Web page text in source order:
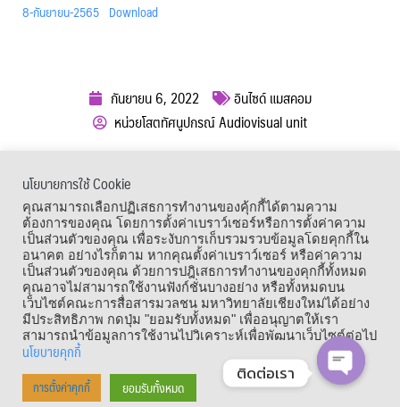
8-กันยายน-2565 Download
กันยายน 6, 2022
อินไซด์ แมสคอม
หน่วยโสตทัศนูปกรณ์ Audiovisual unit
เมนูลัด
Copyright © 1964 – 2021 Faculty of Mass Communication, Chiang Mai
นโยบายการใช้ Cookie
คุณสามารถเลือกปฏิเสธการทำงานของคุ้กกี้ได้ตามความ
ต้องการของคุณ โดยการตั้งค่าเบราว์เซอร์หรือการตั้งค่าความ
เป็นส่วนตัวของคุณ เพื่อระงับการเก็บรวมรวบข้อมูลโดยคุกกี้ใน
อนาคต อย่างไรก็ตาม หากคุณตั้งค่าเบราว์เซอร์ หรือค่าความ
เป็นส่วนตัวของคุณ ด้วยการปฎิเสธการทำงานของคุกกี้ทั้งหมด
คุณอาจไม่สามารถใช้งานฟังก์ชั่นบางอย่าง หรือทั้งหมดบน
เว็บไซต์คณะการสื่อสารมวลชน มหาวิทยาลัยเชียงใหม่ได้อย่าง
มีประสิทธิภาพ กดปุ่ม "ยอมรับทั้งหมด" เพื่ออนุญาตให้เรา
สามารถนำข้อมูลการใช้งานไปวิเคราะห์เพื่อพัฒนาเว็บไซต์ต่อไป
นโยบายคุกกี้
การตั้งค่าคุกกี้ ยอมรับทั้งหมด
ติดต่อเรา
OPEN